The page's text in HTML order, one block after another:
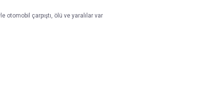
Gazze
Aktüel
otomobil çarpıştı, ölü ve yaralılar var